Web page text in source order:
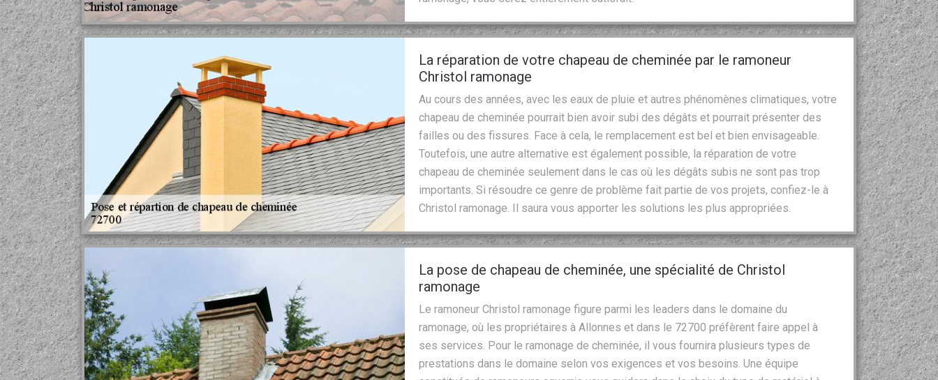
La réparation de votre chapeau de cheminée par le ramoneur
Christol ramonage
Au cours des années, avec les eaux de pluie et autres phénomènes climatiques, votre
chapeau de cheminée pourrait bien avoir subi des dégâts et pourrait présenter des
failles ou des fissures. Face à cela, le remplacement est bel et bien envisageable.
Toutefois, une autre alternative est également possible, la réparation de votre
chapeau de cheminée seulement dans le cas où les dégâts subis ne sont pas trop
importants. Si résoudre ce genre de problème fait partie de vos projets, confiez-le à
Christol ramonage. Il saura vous apporter les solutions les plus appropriées.
La pose de chapeau de cheminée, une spécialité de Christol
ramonage
Le ramoneur Christol ramonage figure parmi les leaders dans le domaine du
ramonage, où les propriétaires à Allonnes et dans le 72700 préfèrent faire appel à
ses services. Pour le ramonage de cheminée, il vous fournira plusieurs types de
prestations dans le domaine selon vos exigences et vos besoins. Une équipe